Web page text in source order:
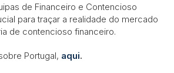
de Financeiro e Contencioso
para traçar a realidade do mercado
de contencioso financeiro.
Portugal, aqui.